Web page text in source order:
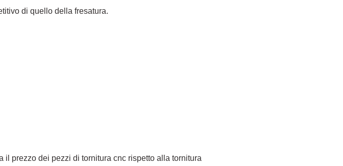
di quello della fresatura.
il prezzo dei pezzi di tornitura cnc rispetto alla tornitura